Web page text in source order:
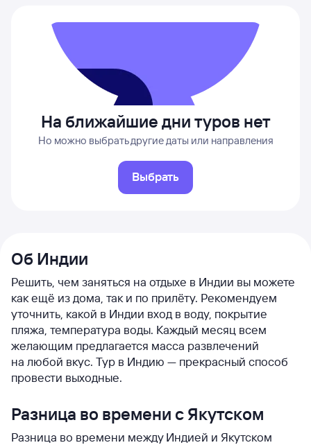
На ближайшие дни туров нет
Но можно выбрать другие даты или направления
Выбрать
Об Индии
Решить, чем заняться на отдыхе в Индии вы можете
как ещё из дома, так и по прилёту. Рекомендуем
уточнить, какой в Индии вход в воду, покрытие
пляжа, температура воды. Каждый месяц всем
желающим предлагается масса развлечений
на любой вкус. Тур в Индию — прекрасный способ
провести выходные.
Разница во времени с Якутском
Разница во времени между Индией и Якутском